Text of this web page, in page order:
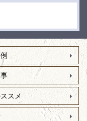
スメ